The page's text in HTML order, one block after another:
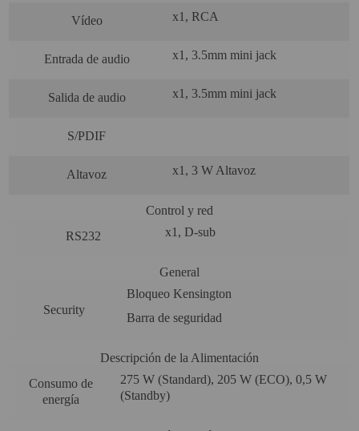
Vídeo x1, RCA
Entrada de audio x1, 3.5mm mini jack
Salida de audio x1, 3.5mm mini jack
S/PDIF
Altavoz x1, 3 W Altavoz
Control y red
RS232
x1, D-sub
General
Security
Bloqueo Kensington
Barra de seguridad
Descripción de la Alimentación
Consumo de
energía
275 W (Standard), 205 W (ECO), 0,5 W
(Standby)